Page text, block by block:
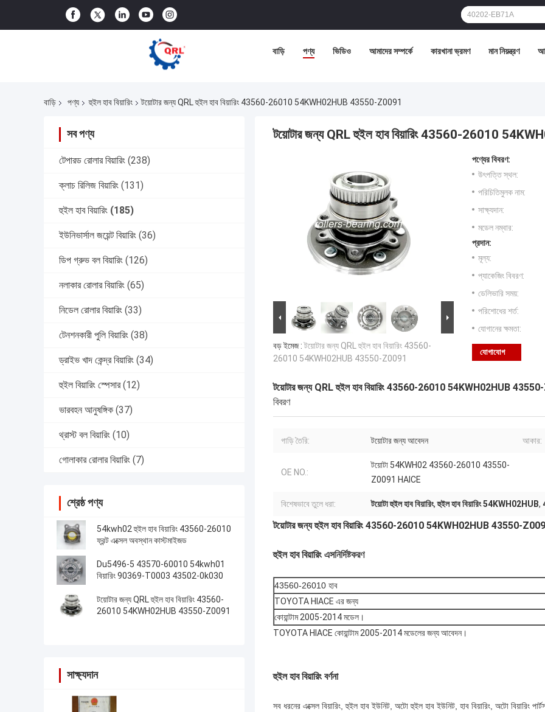
বাড়ি পণ্য ভিডিও আমাদের সম্পর্কে কারখানা ভ্রমণ মান নিয়ন্ত্রণ
বাড়ি পণ্য হুইল হাব বিয়ারিং টয়োটার জন্য QRL হুইল হাব বিয়ারিং 43560-26010 54KWH02HUB 43550-Z0091
সব পণ্য
টেপারড রোলার বিয়ারিং (238)
ক্লাচ রিলিজ বিয়ারিং (131)
হুইল হাব বিয়ারিং (185)
ইউনিভার্সাল জয়েন্ট বিয়ারিং (36)
ডিপ গ্রুভ বল বিয়ারিং (126)
নলাকার রোলার বিয়ারিং (65)
নিডেল রোলার বিয়ারিং (33)
টেনশনকারী পুলি বিয়ারিং (38)
ড্রাইভ খাদ কেন্দ্র বিয়ারিং (34)
হুইল বিয়ারিং স্পেসার (12)
ভারবহন আনুষঙ্গিক (37)
থ্রাস্ট বল বিয়ারিং (10)
গোলাকার রোলার বিয়ারিং (7)
শ্রেষ্ঠ পণ্য
54kwh02 হুইল হাব বিয়ারিং 43560-26010
ফ্রন্ট এক্সেল অবস্থান কাস্টমাইজড
Du5496-5 43570-60010 54kwh01
বিয়ারিং 90369-T0003 43502-0k030
টয়োটার জন্য QRL হুইল হাব বিয়ারিং 43560-
26010 54KWH02HUB 43550-Z0091
সাক্ষ্যদান
টয়োটার জন্য QRL হুইল হাব বিয়ারিং 43560-26010
বড় ইমেজ :টয়োটার জন্য QRL হুইল হাব বিয়ারিং 43560-
26010 54KWH02HUB 43550-Z0091
পণ্যের বিবরণ:
উৎপত্তি স্থল:
পরিচিতিমুলক নাম:
সাক্ষ্যদান:
মডেল নম্বার:
প্রদান:
মূল্য:
প্যাকেজিং বিবরণ:
ডেলিভারি সময়:
পরিশোধের শর্ত:
যোগানের ক্ষমতা:
যোগাযোগ
টয়োটার জন্য QRL হুইল হাব বিয়ারিং 43560-26010 54KWH02HUB
বিবরণ
গাড়ি তৈরি: টয়োটার জন্য আবেদন আকার:
OE NO.:
টয়োটা 54KWH02 43560-26010 43550-
Z0091 HAICE
বিশেষভাবে তুলে ধরা: টয়োটা হুইল হাব বিয়ারিং,হুইল হাব বিয়ারিং 54KWH02HUB,
টয়োটার জন্য হুইল হাব বিয়ারিং 43560-26010 54KWH02HUB 43550-
হুইল হাব বিয়ারিং এসনির্দিষ্টকরণ
43560-26010 হাব
TOYOTA HIACE এর জন্য
কোয়ান্টাম 2005-2014 মডেল।
TOYOTA HIACE কোয়ান্টাম 2005-2014 মডেলের জন্য আবেদন।
হুইল হাব বিয়ারিং বর্ণনা
সব ধরনের এক্সেল বিয়ারিং, হুইল হাব ইউনিট, অটো হুইল হাব ইউনিট, হাব বিয়ারিং, অটো বিয়ারিং